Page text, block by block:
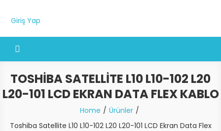
Giriş Yap
TOSHIBA SATELLITE L10 L10-102 L20
L20-101 LCD EKRAN DATA FLEX KABLO
Home
Ürünler
Toshiba Satellite L10 L10-102 L20 L20-101 LCD Ekran Data Flex